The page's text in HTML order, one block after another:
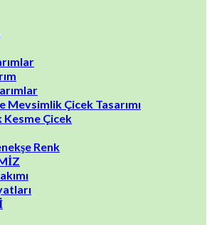
Mevsimlik Çicek Tasarımı
Kesme Çicek
Renk